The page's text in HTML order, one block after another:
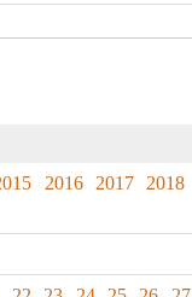
2016 2017 2018